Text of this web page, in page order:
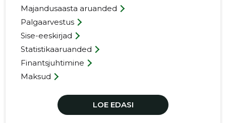
Majandusaasta aruanded
Palgaarvestus
Sise-eeskirjad
Statistikaaruanded
Finantsjuhtimine
Maksud
LOE EDASI